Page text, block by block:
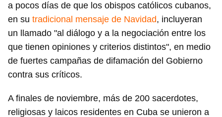
a pocos días de que los obispos católicos cubanos,
en su tradicional mensaje de Navidad, incluyeran
un llamado "al diálogo y a la negociación entre los
que tienen opiniones y criterios distintos", en medio
de fuertes campañas de difamación del Gobierno
contra sus críticos.
A finales de noviembre, más de 200 sacerdotes,
religiosas y laicos residentes en Cuba se unieron a